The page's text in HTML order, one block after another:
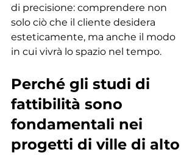
di precisione: comprendere non
solo ciò che il cliente desidera
esteticamente, ma anche il modo
in cui vivrà lo spazio nel tempo.
Perché gli studi di
fattibilità sono
fondamentali nei
progetti di ville di alto